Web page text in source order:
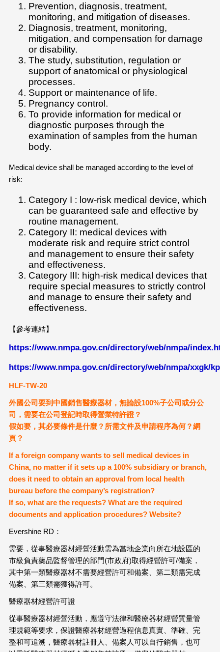
Prevention, diagnosis, treatment,
monitoring, and mitigation of diseases.
Diagnosis, treatment, monitoring,
mitigation, and compensation for damage
or disability.
The study, substitution, regulation or
support of anatomical or physiological
processes.
Support or maintenance of life.
Pregnancy control.
To provide information for medical or
diagnostic purposes through the
examination of samples from the human
body.
Medical device shall be managed according to the level of
risk:
Category I : low-risk medical device, which
can be guaranteed safe and effective by
routine management.
Category II: medical devices with
moderate risk and require strict control
and management to ensure their safety
and effectiveness.
Category III: high-risk medical devices that
require special measures to strictly control
and manage to ensure their safety and
effectiveness.
【參考連結】
https://www.nmpa.gov.cn/directory/web/nmpa/
https://www.nmpa.gov.cn/directory/web/nmpa/xxgk/
HLF-TW-20
外國公司要到中國銷售醫療器材，無論設100%子公司或分公
司，需要在公司登記時取得營業特許證？
假如要，其必要條件是什麼？所需文件及申請程序為何？網
頁？
If a foreign company wants to sell medical devices in
China, no matter if it sets up a 100% subsidiary or branch,
does it need to obtain an approval from local health
bureau before the company’s registration?
If so, what are the requests? What are the required
documents and application procedures? Website?
Evershine RD：
需要，從事醫療器材經營活動需為當地企業向所在地設區的
市級負責藥品監督管理的部門(市政府)取得經營許可/備案，
其中第一類醫療器材不需要經營許可和備案、第二類需完成
備案、第三類需獲得許可。
醫療器材經營許可證
從事醫療器材經營活動，應遵守法律和醫療器材經營質量管
理規範等要求，保證醫療器材經營過程信息真實、準確、完
整和可追溯，醫療器材註冊人、備案人可以自行銷售，也可